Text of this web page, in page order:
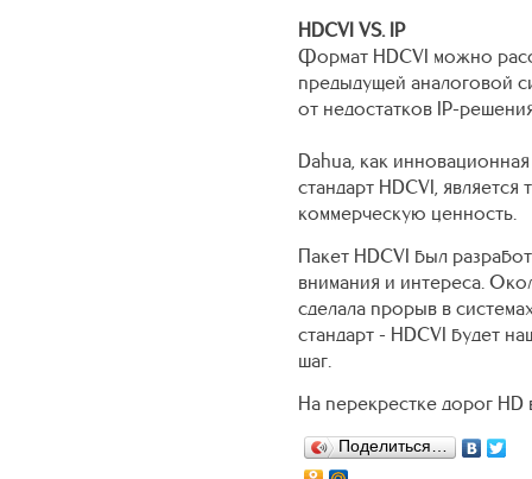
HDCVI VS. IP
Формат HDCVI можно
предыдущей аналоговой
от недостатков IP-
Dahua, как
стандарт HDCVI,
коммерческую ценность.
Пакет HDCVI был
внимания и интереса.
сделала прорыв в
стандарт - HDCVI будет
шаг.
На перекрестке дорог
Поделиться…